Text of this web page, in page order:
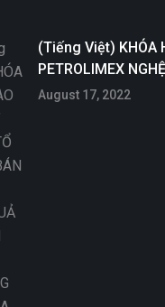
(Tiếng Việt) KHÓA
PETROLIMEX
August 17, 2022